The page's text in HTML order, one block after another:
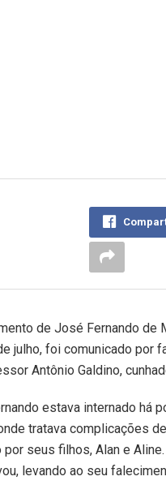
de José Fernando de
julho, foi comunicado por
Antônio Galdino,
estava internado há
tratava complicações
por seus filhos, Alan e
levando ao seu